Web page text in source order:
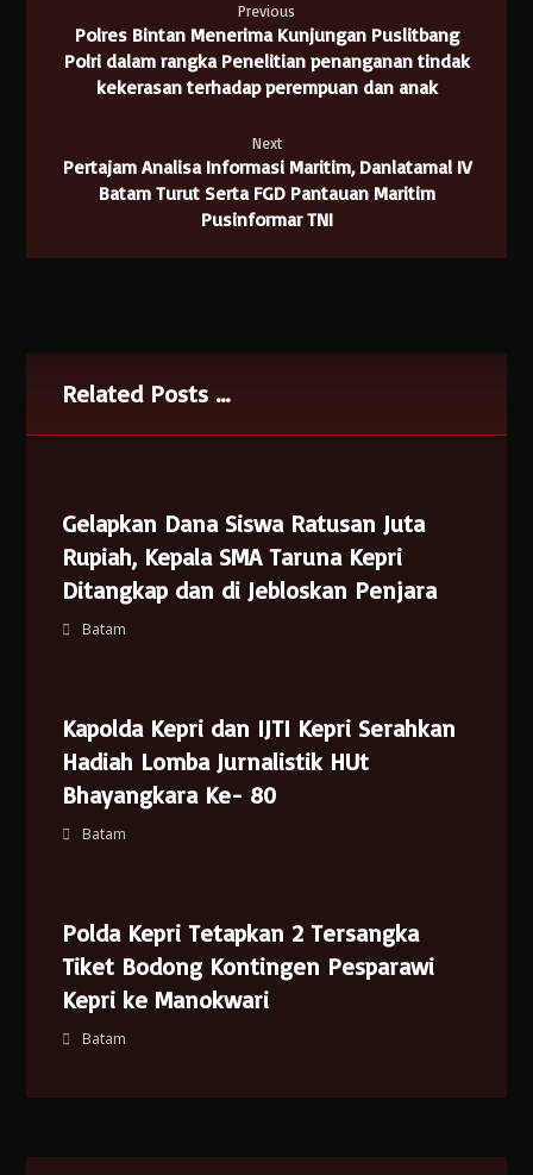
Previous
Polres Bintan Menerima Kunjungan Puslitbang
Polri dalam rangka Penelitian penanganan tindak
kekerasan terhadap perempuan dan anak
Next
Pertajam Analisa Informasi Maritim, Danlatamal IV
Batam Turut Serta FGD Pantauan Maritim
Pusinformar TNI
Related Posts ...
Gelapkan Dana Siswa Ratusan Juta
Rupiah, Kepala SMA Taruna Kepri
Ditangkap dan di Jebloskan Penjara
Batam
Kapolda Kepri dan IJTI Kepri Serahkan
Hadiah Lomba Jurnalistik HUt
Bhayangkara Ke- 80
Batam
Polda Kepri Tetapkan 2 Tersangka
Tiket Bodong Kontingen Pesparawi
Kepri ke Manokwari
Batam